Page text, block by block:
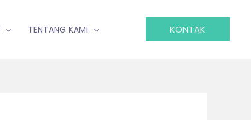
TENTANG KAMI KONTAK